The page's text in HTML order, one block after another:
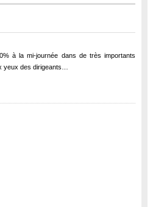
à la mi-journée dans de très importants
yeux des dirigeants…